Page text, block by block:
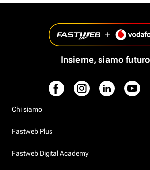
Insieme, siamo futuro
Chi siamo
Fastweb Plus
Fastweb Digital Academy